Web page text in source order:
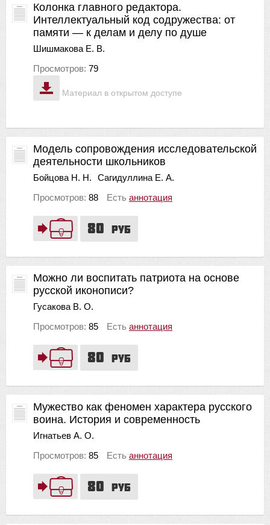
Материал в открытом доступе
Колонка главного редактора.
Интеллектуальный код содружества: от
памяти — к делам и делу по душе
Шишмакова Е. В.
Просмотров: 79
80 руб
Модель сопровождения исследовательской
деятельности школьников
Бойцова Н. Н.
Сагидуллина Е. А.
Просмотров: 88 Есть аннотация
80 руб
Можно ли воспитать патриота на основе
русской иконописи?
Гусакова В. О.
Просмотров: 85 Есть аннотация
80 руб
Мужество как феномен характера русского
воина. История и современность
Игнатьев А. О.
Просмотров: 85 Есть аннотация